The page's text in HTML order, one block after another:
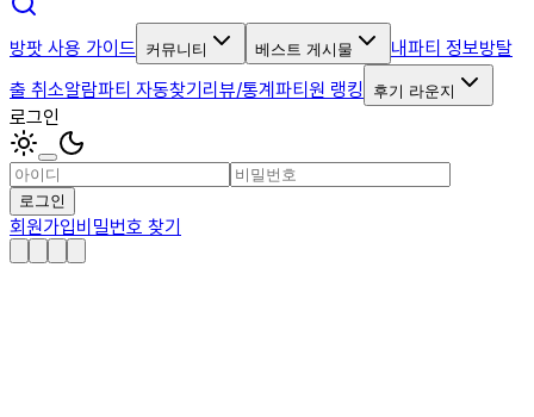
방팟 사용 가이드 커뮤니티 베스트 게시물 내파티 정보방탈
출 취소알람파티 자동찾기리뷰/통계파티원 랭킹 후기 라운지
로그인
로그인
회원가입비밀번호 찾기